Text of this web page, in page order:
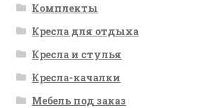
Комплекты
Кресла для отдыха
Кресла и стулья
Кресла-качалки
Мебель под заказ